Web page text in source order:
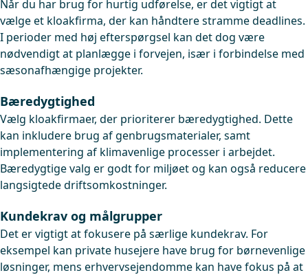
Når du har brug for hurtig udførelse, er det vigtigt at
vælge et kloakfirma, der kan håndtere stramme deadlines.
I perioder med høj efterspørgsel kan det dog være
nødvendigt at planlægge i forvejen, især i forbindelse med
sæsonafhængige projekter.
Bæredygtighed
Vælg kloakfirmaer, der prioriterer bæredygtighed. Dette
kan inkludere brug af genbrugsmaterialer, samt
implementering af klimavenlige processer i arbejdet.
Bæredygtige valg er godt for miljøet og kan også reducere
langsigtede driftsomkostninger.
Kundekrav og målgrupper
Det er vigtigt at fokusere på særlige kundekrav. For
eksempel kan private husejere have brug for børnevenlige
løsninger, mens erhvervsejendomme kan have fokus på at